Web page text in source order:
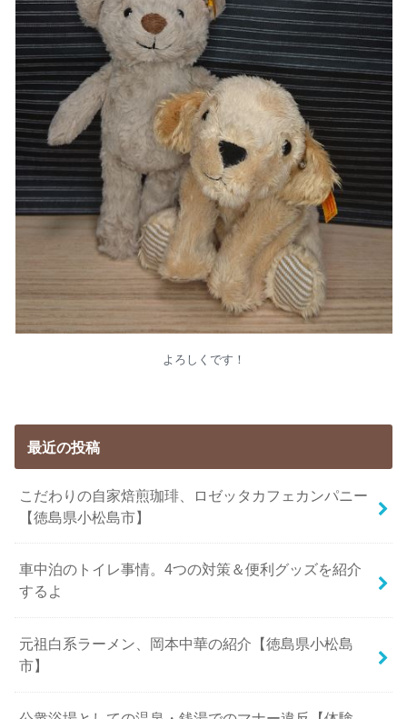
よろしくです！
最近の投稿
こだわりの自家焙煎珈琲、ロゼッタカフェカンパニー
【徳島県小松島市】
車中泊のトイレ事情。4つの対策＆便利グッズを紹介
するよ
元祖白系ラーメン、岡本中華の紹介【徳島県小松島
市】